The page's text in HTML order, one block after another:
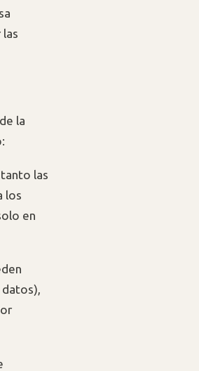
la
las
los
en
datos),